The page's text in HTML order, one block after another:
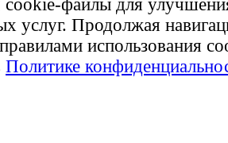
файлы для
услуг. Продолжая
использования
Политике